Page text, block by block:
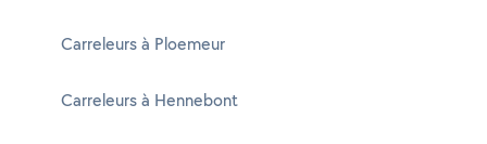
Carreleurs à Ploemeur
Carreleurs à Hennebont